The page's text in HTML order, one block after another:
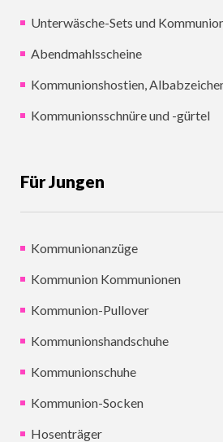
Unterwäsche-Sets und
Abendmahlsscheine
Kommunionshostien,
Kommunionsschnüre und -gürtel
Für Jungen
Kommunionanzüge
Kommunion Kommunionen
Kommunion-Pullover
Kommunionshandschuhe
Kommunionschuhe
Kommunion-Socken
Hosenträger